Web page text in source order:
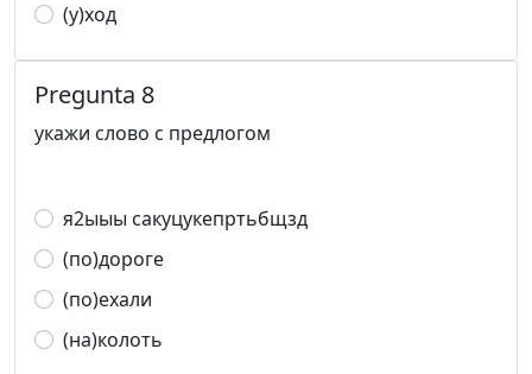
(у)ход
Pregunta 8
укажи слово с предлогом
я2ыыы сакуцукепртьбщзд
(по)дороге
(по)ехали
(на)колоть